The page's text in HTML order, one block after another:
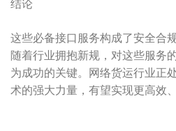
结论
这些必备接口服务构成了安全合
随着行业拥抱新规，对这些服务
为成功的关键。网络货运行业正
术的强大力量，有望实现更高效